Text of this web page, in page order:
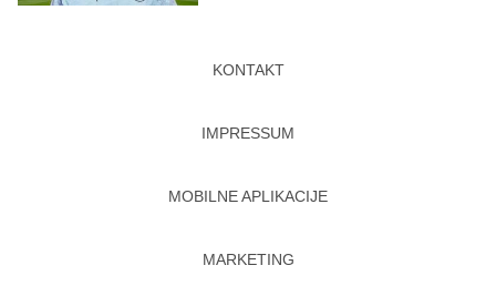
KONTAKT
IMPRESSUM
MOBILNE APLIKACIJE
MARKETING